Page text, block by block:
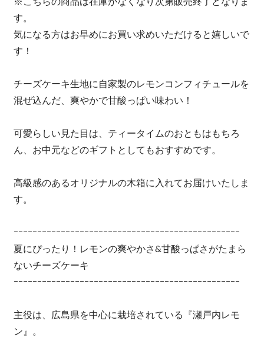
す。
気になる方はお早めにお買い求めいただけると嬉しいで
す！
チーズケーキ生地に自家製のレモンコンフィチュールを
混ぜ込んだ、爽やかで甘酸っぱい味わい！
可愛らしい見た目は、ティータイムのおともはもちろ
ん、お中元などのギフトとしてもおすすめです。
高級感のあるオリジナルの木箱に入れてお届けいたしま
す。
ｰｰｰｰｰｰｰｰｰｰｰｰｰｰｰｰｰｰｰｰｰｰｰｰｰｰｰｰｰｰｰｰｰｰｰｰｰｰｰｰｰｰｰｰｰｰｰｰ
夏にぴったり！レモンの爽やかさ&甘酸っぱさがたまら
ないチーズケーキ
ｰｰｰｰｰｰｰｰｰｰｰｰｰｰｰｰｰｰｰｰｰｰｰｰｰｰｰｰｰｰｰｰｰｰｰｰｰｰｰｰｰｰｰｰｰｰｰｰ
主役は、広島県を中心に栽培されている『瀬戸内レモ
ン』。